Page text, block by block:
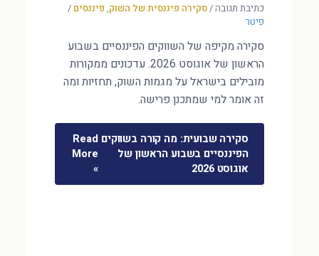
כתיבת תגובה/סקירה פיננסית של השוק, פיננסים /
פיטר
סקירה מקיפה של השווקים הפיננסיים בשבוע
הראשון של אוגוסט 2026. עדכונים ממקורות
מובילים בישראל על מגמות השוק, תחזיות ומה
זה אומר למי שמתכנן פרישה.
סקירה שבועית: מה קורה בשווקים
הפיננסיים בשבוע הראשון של
אוגוסט 2026
Read
More
»